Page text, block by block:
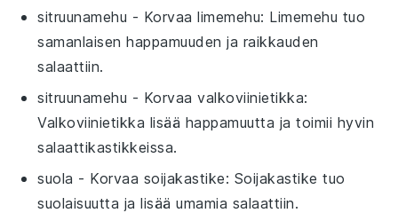
sitruunamehu - Korvaalimemehu: Limemehu tuo
samanlaisen happamuuden ja raikkauden
salaattiin.
sitruunamehu - Korvaavalkoviinietikka:
Valkoviinietikka lisää happamuutta ja toimii hyvin
salaattikastikkeissa.
suola - Korvaa soijakastike: Soijakastike tuo
suolaisuutta ja lisää umamia salaattiin.